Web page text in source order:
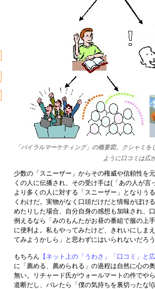
「バイラルマーケティング」の概要図。クシャミ
ように口コミは広
少数の「スニーザー」からその権威や信頼性を
くの人に伝播され、その受け手は(「あの人が
より多くの人に対する「スニーザー」となりう
くわけだ。実物がなく口頭だけだと情報がぼけ
めたりした場合、自分自身の感想も加味され、
例えるなら「みのもんたがお昼の番組で服の上
に便利よ。私もやってみたけど、きれいにしま
てみようかしら」と思わずにはいられないだろう
もちろん 【ネット上の「うわさ」「口コミ」と
に「薦める、薦められる」の過程は自然に心の
無い。リチャード氏がウォールマートの件でや
道断だし、バレたら「僕の気持ちを裏切ったな